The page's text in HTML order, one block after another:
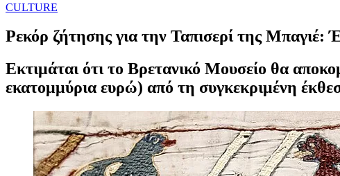
CULTURE
Ρεκόρ ζήτησης για την Ταπισερί της Μπαγιέ:
Εκτιμάται ότι το Βρετανικό Μουσείο θα
εκατομμύρια ευρώ) από τη συγκεκριμένη